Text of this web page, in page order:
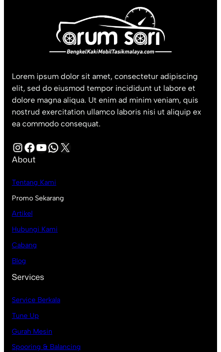
Lorem ipsum dolor sit amet, consectetur adipiscing
elit, sed do eiusmod tempor incididunt ut labore et
dolore magna aliqua. Ut enim ad minim veniam, quis
nostrud exercitation ullamco laboris nisi ut aliquip ex
ea commodo consequat.
InstagramFacebook YouTube WhatsApp X
About
Tentang Kami
Promo Sekarang
Artikel
Hubungi Kami
Cabang
Blog
Services
Service Berkala
Tune Up
Gurah Mesin
Spooring & Balancing